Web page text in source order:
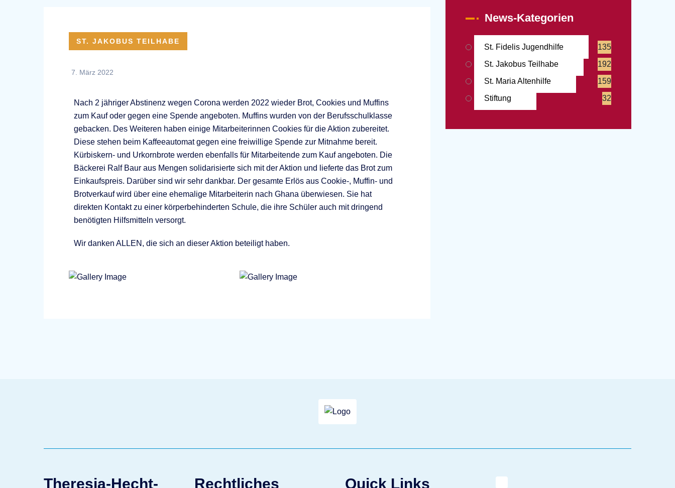
ST. JAKOBUS TEILHABE
7. März 2022
Nach 2 jähriger Abstinenz wegen Corona werden 2022 wieder Brot, Cookies und Muffins
zum Kauf oder gegen eine Spende angeboten. Muffins wurden von der Berufsschulklasse
gebacken. Des Weiteren haben einige Mitarbeiterinnen Cookies für die Aktion zubereitet.
Diese stehen beim Kaffeeautomat gegen eine freiwillige Spende zur Mitnahme bereit.
Kürbiskern- und Urkornbrote werden ebenfalls für Mitarbeitende zum Kauf angeboten. Die
Bäckerei Ralf Baur aus Mengen solidarisierte sich mit der Aktion und lieferte das Brot zum
Einkaufspreis. Darüber sind wir sehr dankbar. Der gesamte Erlös aus Cookie-, Muffin- und
Brotverkauf wird über eine ehemalige Mitarbeiterin nach Ghana überwiesen. Sie hat
direkten Kontakt zu einer körperbehinderten Schule, die ihre Schüler auch mit dringend
benötigten Hilfsmitteln versorgt.
Wir danken ALLEN, die sich an dieser Aktion beteiligt haben.
News-Kategorien
St. Fidelis Jugendhilfe
135
St. Jakobus Teilhabe
192
St. Maria Altenhilfe
159
Stiftung
32
Theresia-Hecht- Rechtliches Quick Links